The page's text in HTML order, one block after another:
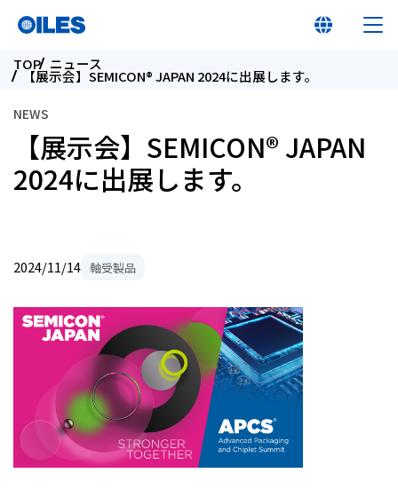
オイレス早わかり
イノベーション
サステナビリティ
株主・投資家情報
TOP ニュース
【展示会】SEMICON® JAPAN 2024に出展します。
NEWS
【展示会】SEMICON® JAPAN
2024に出展します。
2024/11/14 軸受製品